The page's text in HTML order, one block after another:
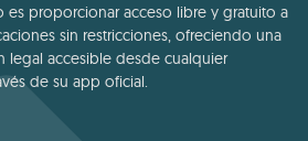
proporcionar acceso libre y gratuito a
sin restricciones, ofreciendo una
legal accesible desde cualquier
de su app oficial.